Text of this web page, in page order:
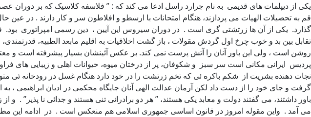
یکی از دیپلمات های قدیمی به نام جرارد راسل ادعا می کند که : ” فلاسفه کلاسیک که بر دوران
قم به تحصیلات الهیات می پردازند، هنگام امتحانات با ارسطو و افلاطون سر و کار دارند . در عین
تقابل بین بد و خوب چرخ اول گردش مقولات ، باز گشت اخلاقیات به اقلیم مابعد الطبیه،
روشن است ، ولی این باور آنان را آتش پرست نمی کند. بر عکس آئینشان بسیار پیشرفته است
پردیس ایرانی مکانی است سر سبز و شکوفان، پر از درختان میوه، حیوانات اهلی و زیبایی های
نجات دهنده بشریت از شکم باکره ئی که تخم زرتشت را در خود دارد هنگام غسل در رودخانه ئی
گرفت و جای خود را از دست داد لکن آرمان عدالت الهی آنان جایگاه محکمی در ادیان ابراهیمی ،
باور داشتند، می گفتند دولت و معابد یکی هستند، ” هر دو برادرانی تنی هستند و جدائی نا پذیر”
می آمد . واین مقوله امروز در قانون اساسی جمهوری اسلامی هم منعکس است . در ادامه این